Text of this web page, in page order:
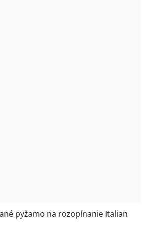
pyžamo na rozopínanie Italian